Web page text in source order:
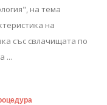
на тема
на
със свлачищата по
...